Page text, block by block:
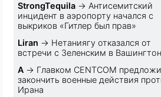
StrongTequila → Антисемитский
инцидент в аэропорту начался с
выкриков «Гитлер был прав»
Liran → Нетаниягу отказался от
встречи с Зеленским в
A → Главком CENTCOM
закончить военные действия
Ирана